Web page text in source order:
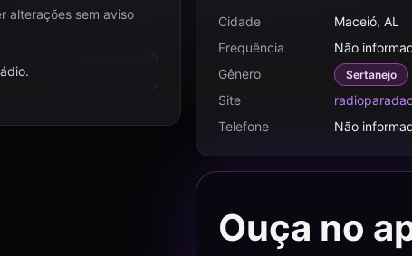
alterações sem aviso
Cidade
Maceió, AL
Frequência
Não
Gênero
Sertanejo
Site
Telefone
Não
Ouça no